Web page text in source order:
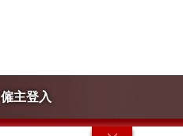
僱主登入